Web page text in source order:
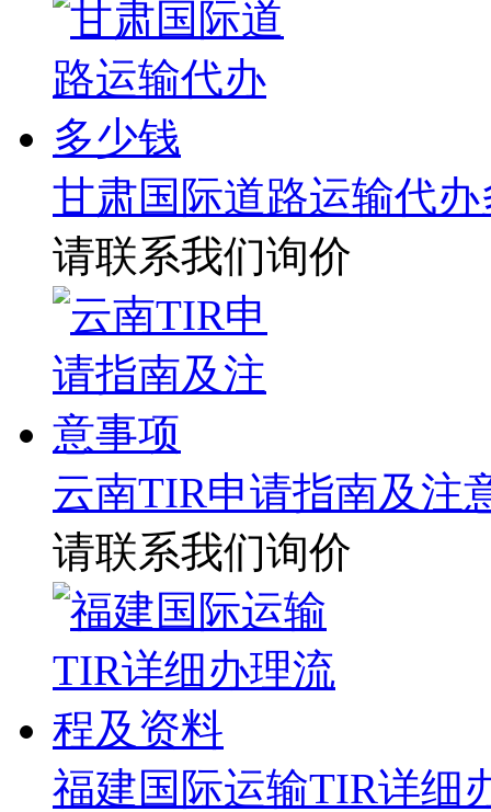
甘肃国际道路运输代
请联系我们询价
云南TIR申请指南及注
请联系我们询价
福建国际运输TIR详细